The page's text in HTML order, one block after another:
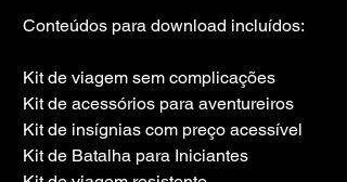
Conteúdos para download incluídos:
Kit de viagem sem complicações
Kit de acessórios para aventureiros
Kit de insígnias com preço acessível
Kit de Batalha para Iniciantes